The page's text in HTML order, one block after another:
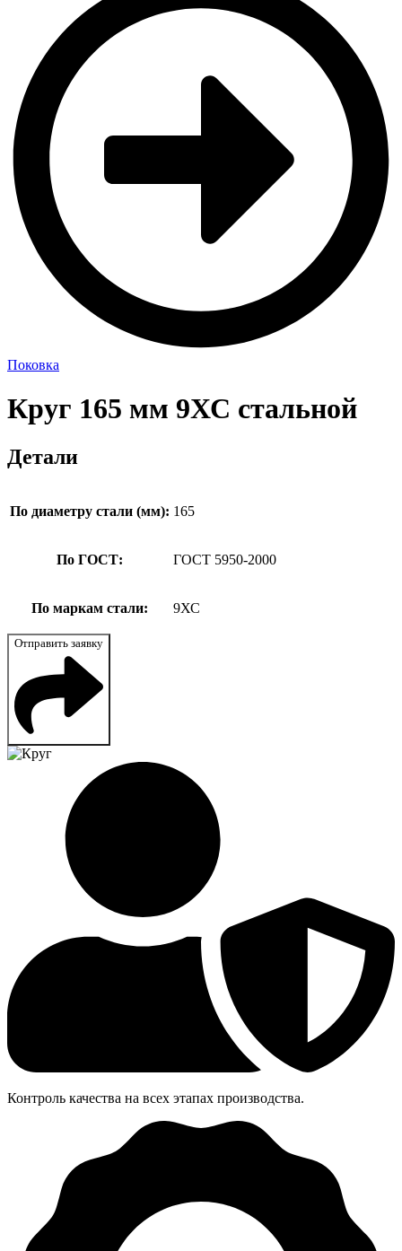
Поковка
Круг 165 мм 9ХС стальной
Детали
По диаметру стали (мм): 165
По ГОСТ: ГОСТ 5950-2000
По маркам стали: 9ХС
Отправить заявку
Контроль качества на всех этапах производства.